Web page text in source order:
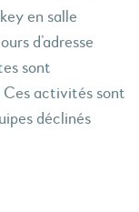
en salle
d’adresse
sont
Ces activités sont
déclinés